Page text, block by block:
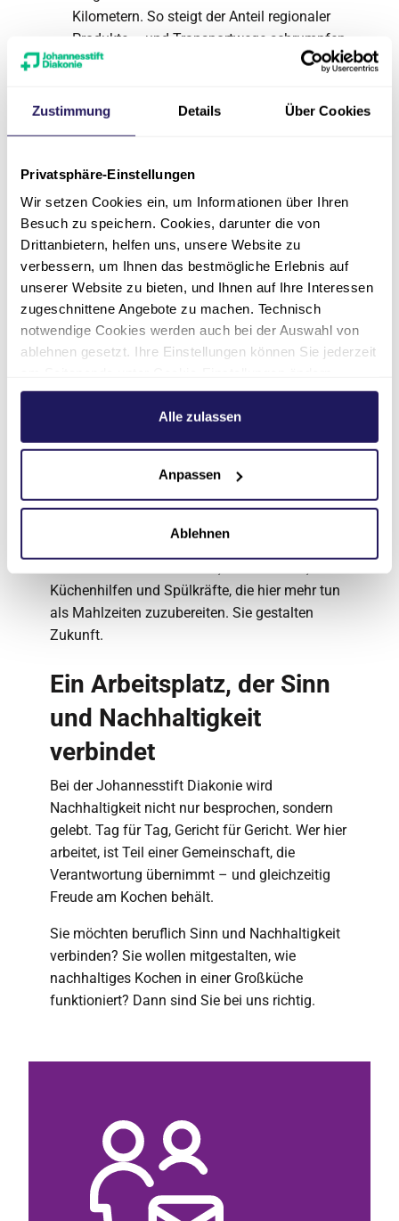
Zustimmung Details Über Cookies
Privatsphäre-Einstellungen
Wir setzen Cookies ein, um Informationen über Ihren
Besuch zu speichern. Cookies, darunter die von
Drittanbietern, helfen uns, unsere Website zu
verbessern, um Ihnen das bestmögliche Erlebnis auf
unserer Website zu bieten, und Ihnen auf Ihre Interessen
zugeschnittene Angebote zu machen. Technisch
notwendige Cookies werden auch bei der Auswahl von
ablehnen gesetzt. Ihre Einstellungen können Sie jederzeit
Weitere Informationen hierzu finden Sie in unserer
.Alle zulassen
Anpassen
Ablehnen
Kilometern. So steigt der Anteil regionaler
Produkte – und Transportwege schrumpfen.
Reste clever nutzen: Ob im Haushalt oder in
landen. Teilen, einfrieren, weiterverarbeiten
– so bleibt Genuss nachhaltig.
Energie im Blick: Wer mit Restwärme kocht
oder Ökostrom nutzt, macht seine Küche ein
Stück klimafreundlicher.
CO₂ sparen, Gesundheit
fördern, Zukunft sichern
Die Zahlen sprechen für sich: 740 Tonnen
plötzlich von der Straße verschwinden. Allein
die Fleischreduktion spart 154 Tonnen CO₂.
Doch die wahre Wirkung liegt nicht in den
Zahlen. Sie liegt in den Menschen, die
tagtäglich kochen, servieren und abspülen –
Küchenhilfen und Spülkräfte, die hier mehr tun
als Mahlzeiten zuzubereiten. Sie gestalten
Zukunft.
Ein Arbeitsplatz, der Sinn
und Nachhaltigkeit
verbindet
Bei der Johannesstift Diakonie wird
Nachhaltigkeit nicht nur besprochen, sondern
gelebt. Tag für Tag, Gericht für Gericht. Wer hier
arbeitet, ist Teil einer Gemeinschaft, die
Verantwortung übernimmt – und gleichzeitig
Freude am Kochen behält.
Sie möchten beruflich Sinn und Nachhaltigkeit
verbinden? Sie wollen mitgestalten, wie
nachhaltiges Kochen in einer Großküche
funktioniert? Dann sind Sie bei uns richtig.